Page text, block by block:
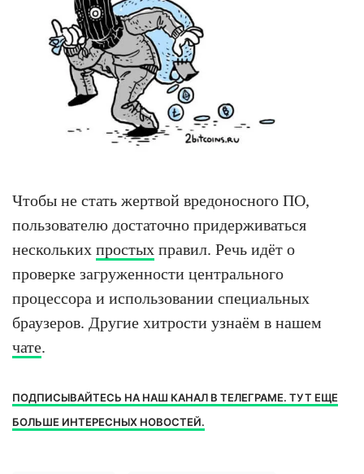
Чтобы не стать жертвой вредоносного ПО,
пользователю достаточно придерживаться
нескольких простых правил. Речь идёт о
проверке загруженности центрального
процессора и использовании специальных
браузеров. Другие хитрости узнаём в нашем
чате.
ПОДПИСЫВАЙТЕСЬ НА НАШ КАНАЛ В ТЕЛЕГРАМЕ. ТУТ ЕЩЕ
БОЛЬШЕ ИНТЕРЕСНЫХ НОВОСТЕЙ.